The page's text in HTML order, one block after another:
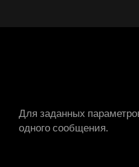
Для заданных
одного сообщения.